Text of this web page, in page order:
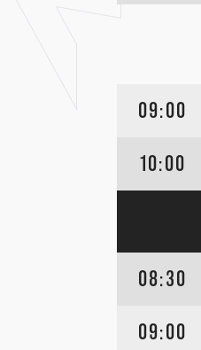
09:00
10:00
08:30
09:00